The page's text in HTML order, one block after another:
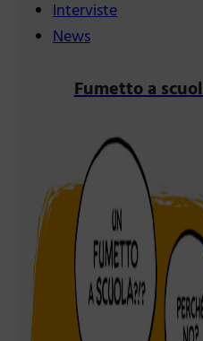
Interviste
News
Fumetto a